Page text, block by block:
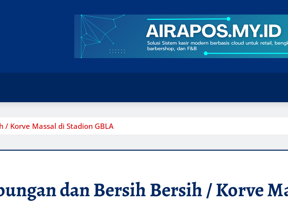
/ Korve Massal di Stadion GBLA
dan Bersih Bersih / Korve